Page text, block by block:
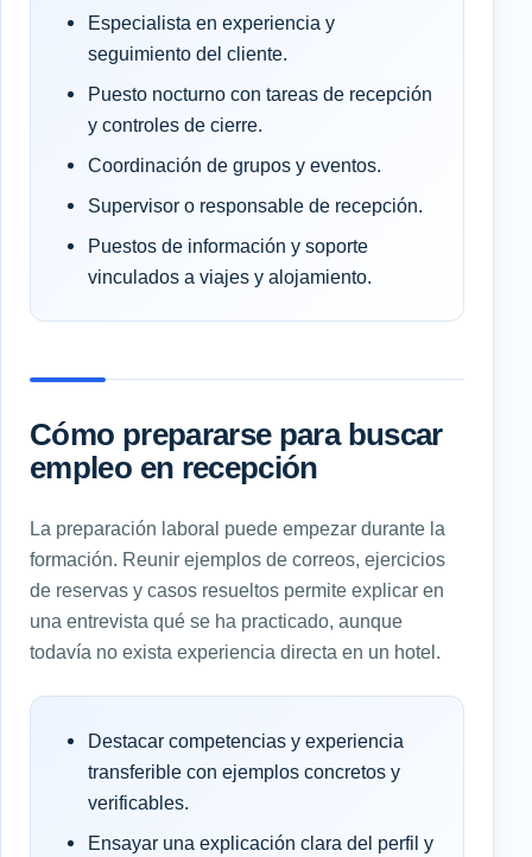
Especialista en experiencia y
seguimiento del cliente.
Puesto nocturno con tareas de recepción
y controles de cierre.
Coordinación de grupos y eventos.
Supervisor o responsable de recepción.
Puestos de información y soporte
vinculados a viajes y alojamiento.
Cómo prepararse para buscar
empleo en recepción
La preparación laboral puede empezar durante la
formación. Reunir ejemplos de correos, ejercicios
de reservas y casos resueltos permite explicar en
una entrevista qué se ha practicado, aunque
todavía no exista experiencia directa en un hotel.
Destacar competencias y experiencia
transferible con ejemplos concretos y
verificables.
Ensayar una explicación clara del perfil y